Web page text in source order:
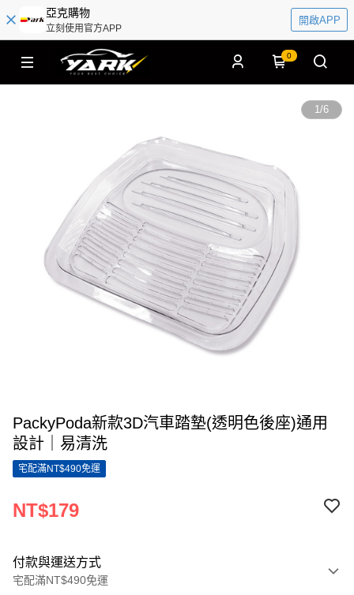
亞克購物
立刻使用官方APP
開啟APP
0
1/6
PackyPoda新款3D汽車踏墊(透明色後座)通用
設計｜易清洗
宅配滿NT$490免運
NT$179
付款與運送方式
宅配滿NT$490免運